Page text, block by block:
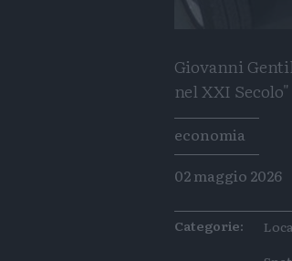
Giovanni
nel XXI Secolo"
Tags
economia
02 maggio 2026
Categorie: